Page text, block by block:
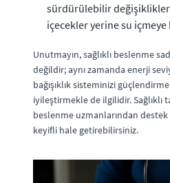
sürdürülebilir değişiklikler
içecekler yerine su içmeye
Unutmayın, sağlıklı beslenme
değildir; aynı zamanda enerji
bağışıklık sisteminizi
iyileştirmekle de ilgilidir. Sağlıklı
beslenme uzmanlarından
keyifli hale getirebilirsiniz.